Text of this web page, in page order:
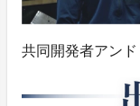
共同開発者アン